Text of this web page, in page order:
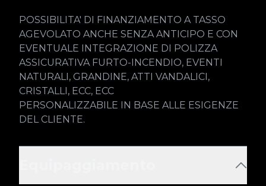
POSSIBILITA' DI FINANZIAMENTO A TASSO
AGEVOLATO ANCHE SENZA ANTICIPO E CON
EVENTUALE INTEGRAZIONE DI POLIZZA
ASSICURATIVA FURTO-INCENDIO, EVENTI
NATURALI, GRANDINE, ATTI VANDALICI,
CRISTALLI, ECC, ECC
PERSONALIZZABILE IN BASE ALLE ESIGENZE
DEL CLIENTE.